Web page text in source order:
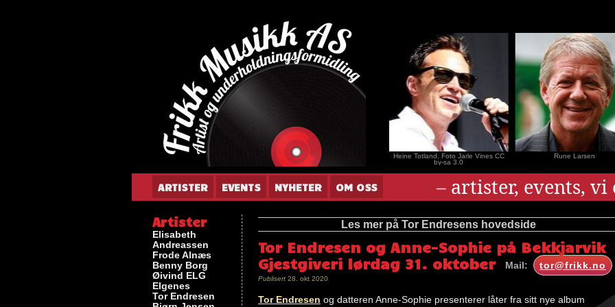
Gunnar Andersen
Heine Totland, Foto Jarle Vines CC
by-sa 3.0
Rune Larsen
ARTISTER EVENTS NYHETER OM OSS – artister, events,
Les mer på Tor Endresens hovedside
Tor Endresen og Anne-Sophie på Bekkjarvik
Gjestgiveri lørdag 31. oktober
tor@frikk.no
Mail:
Publisert 28. okt 2020
Tor Endresen og datteren Anne-Sophie presenterer låter fra sitt nye album
Artister
Elisabeth
Andreassen
Frode Alnæs
Benny Borg
Øivind ELG
Elgenes
Tor Endresen